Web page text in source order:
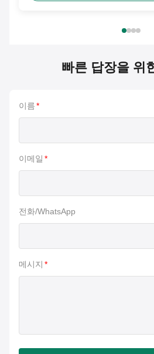
빠른 답장을 위
이름*
이메일 *
전화/WhatsApp
메시지 *